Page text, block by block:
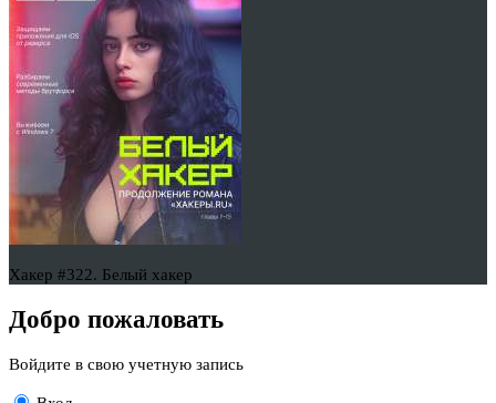
Хакер #322. Белый хакер
Добро пожаловать
Войдите в свою учетную запись